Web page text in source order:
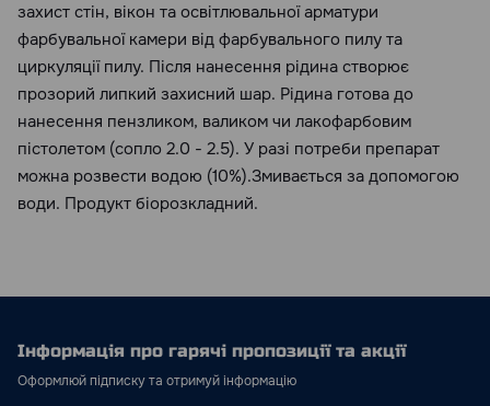
захист стін, вікон та освітлювальної арматури
фарбувальної камери від фарбувального пилу та
циркуляції пилу. Після нанесення рідина створює
прозорий липкий захисний шар. Рідина готова до
нанесення пензликом, валиком чи лакофарбовим
пістолетом (сопло 2.0 - 2.5). У разі потреби препарат
можна розвести водою (10%).Змивається за допомогою
води. Продукт біорозкладний.
Інформація про гарячі пропозиції та акції
Оформлюй підписку та отримуй інформацію